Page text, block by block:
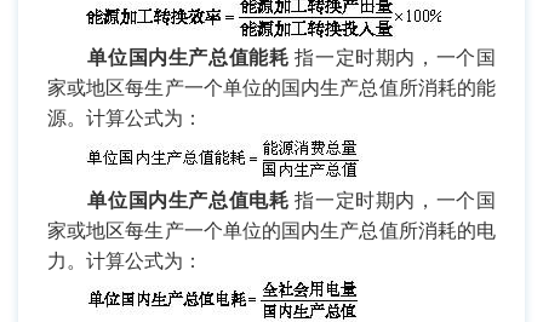
单位国内生产总值能耗 指一定时期内，一个国
家或地区每生产一个单位的国内生产总值所消耗的能
源。计算公式为：
单位国内生产总值电耗 指一定时期内，一个国
家或地区每生产一个单位的国内生产总值所消耗的电
力。计算公式为：